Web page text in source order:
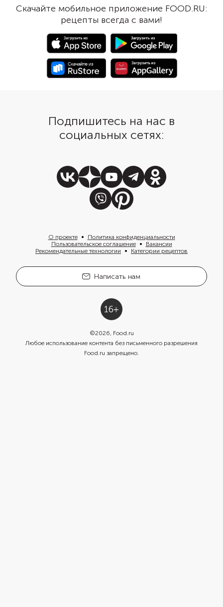
подсолнечного. А традиционные
спагетти замените изделиями
вкусе это
отразится, зато
полезнее. Овощи не
заранее отваривать
бланшировать, только
в пюре и смешать с
Скачайте мобильное приложение FOOD.RU:
рецепты всегда с вами!
Подпишитесь на нас в
социальных сетях:
О проекте
Политика конфиденциальности
Пользовательское соглашение
Вакансии
Рекомендательные технологии
Категории рецептов
Написать нам
©2026, Food.ru
Любое использование контента без письменного разрешения
Food.ru запрещено.